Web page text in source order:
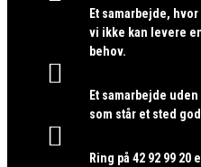
Et samarbejde,
vi ikke kan levere
behov.

Et samarbejde
som står et sted

Ring på 42 92 99 20